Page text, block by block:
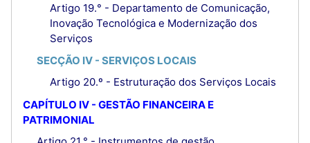
Artigo 19.° - Departamento de Comunicação,
Inovação Tecnológica e Modernização dos
Serviços
SECÇÃO IV - SERVIÇOS LOCAIS
Artigo 20.º - Estruturação dos Serviços Locais
CAPÍTULO IV - GESTÃO FINANCEIRA E
PATRIMONIAL